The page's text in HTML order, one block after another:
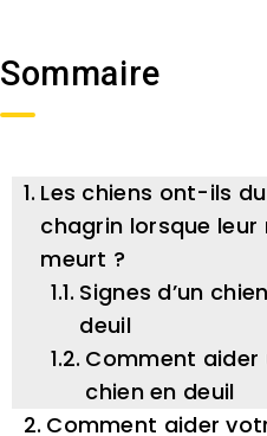
Sommaire
Les chiens ont-ils du
chagrin lorsque
meurt ?
Signes d’un
deuil
Comment aider
chien en deuil
Comment aider